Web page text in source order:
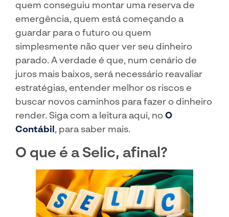
quem conseguiu montar uma reserva de
emergência, quem está começando a
guardar para o futuro ou quem
simplesmente não quer ver seu dinheiro
parado. A verdade é que, num cenário de
juros mais baixos, será necessário reavaliar
estratégias, entender melhor os riscos e
buscar novos caminhos para fazer o dinheiro
render. Siga com a leitura aqui, noO
Contábil, para saber mais.
O que é a Selic, afinal?